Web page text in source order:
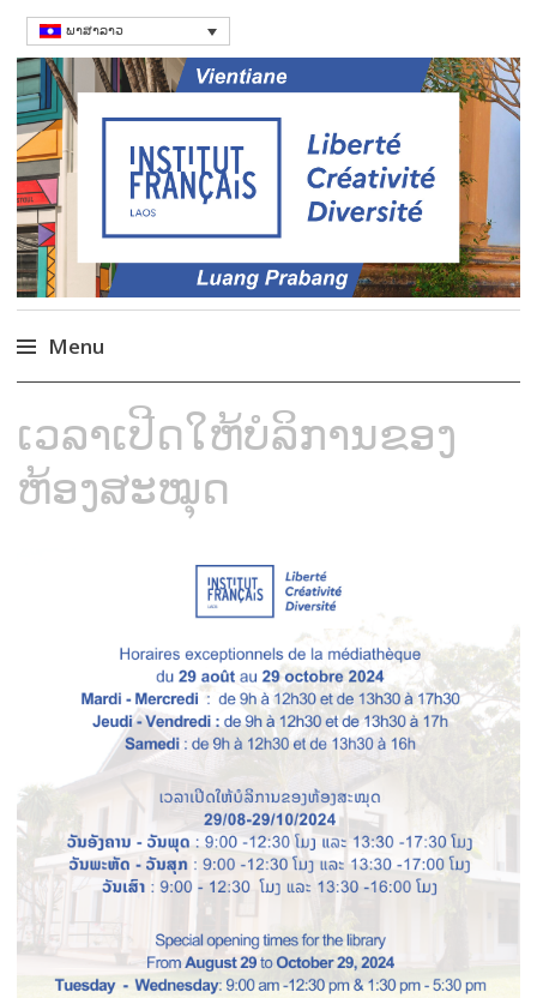
ພາສາລາວ
ສະຖາບັນຝຣັ່ງ
Language Courses & cultral events in
Laos
Menu
to
content
ເວລາເປີດໃຫ້ບໍລິການຂອງ
ຫ້ອງສະໝຸດ